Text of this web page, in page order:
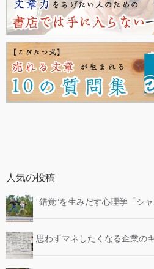
人気の投稿
”錯覚”を生みだす心理学「シ
思わずマネしたくなる企業の